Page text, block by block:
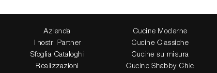
Azienda
I nostri Partner
Sfoglia Cataloghi
Realizzazioni
Cucine Moderne
Cucine Classiche
Cucine su misura
Cucine Shabby Chic